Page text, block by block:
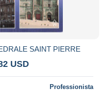
SAINT PIERRE
USD
Professionista